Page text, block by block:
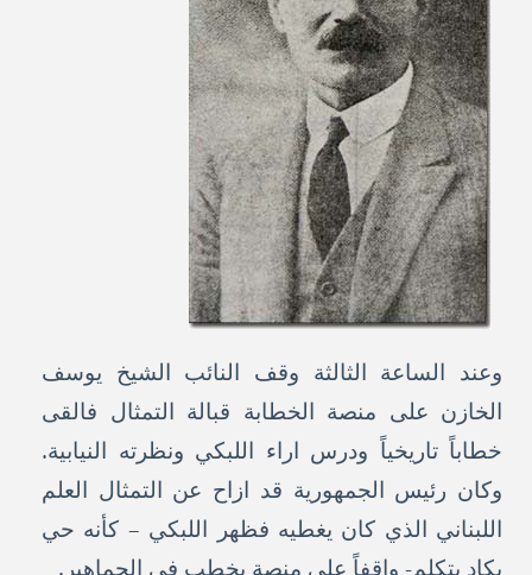
وعند الساعة الثالثة وقف النائب الشيخ يوسف
الخازن على منصة الخطابة قبالة التمثال فالقى
خطاباً تاريخياً ودرس اراء اللبكي ونظرته النيابية.
وكان رئيس الجمهورية قد ازاح عن التمثال العلم
اللبناني الذي كان يغطيه فظهر اللبكي – كأنه حي
يكاد يتكلم- واقفاً على منصة يخطب في الجماهير.